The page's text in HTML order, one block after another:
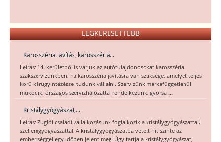
LEGKERESETTEBB
Karosszéria javítás, karosszéria...
Leírás: 14. kerületből is várjuk az autótulajdonosokat karosszéria
szakszervizünkben, ha karosszéria javításra van szüksége, amelyet teljes
körű kárügyintézéssel tudunk vállalni. Szervizünk márkafüggetlenül
működik, országos szervizhálózattal rendelkezünk, gyorsa ...
Kristálygyógyászat,...
Leírás: Zuglói családi vállalkozásunk foglalkozik a kristálygyógyászattal,
szellemgyógyászattal. A kristálygyógyászatba vetett hit szinte az
emberiséggel egy időben jelent meg. Úgy tartja a kristálygyógyászat,